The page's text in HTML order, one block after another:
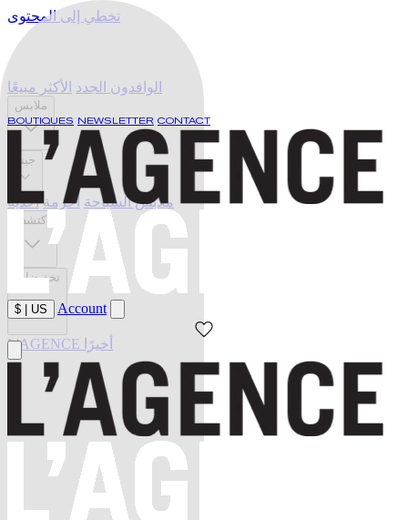
تخطي إلى المحتوى
BOUTIQUES NEWSLETTER CONTACT
US
$ Account
الوافدون الجدد الأكثر مبيعًا
ملابس
جينز
ملابس السباحة أحزمة أحذية
اكتشف
تخفيضات
L'AGENCE أخيرًا